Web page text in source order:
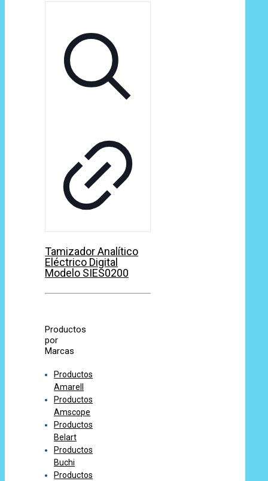
Tamizador Analítico
Eléctrico Digital
Modelo SIES0200
Productos
por
Marcas
Productos
Amarell
Productos
Amscope
Productos
Belart
Productos
Buchi
Productos